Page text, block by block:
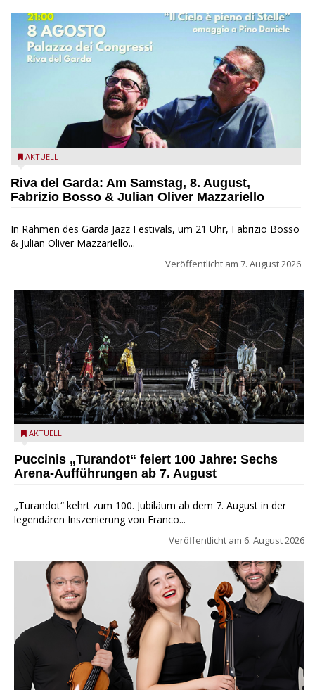
Fabrizio Bosso & Julian Oliver Mazzariello zu Gast beim Garda
AKTUELL
Riva del Garda: Am Samstag, 8. August,
Fabrizio Bosso & Julian Oliver Mazzariello
In Rahmen des Garda Jazz Festivals, um 21 Uhr, Fabrizio Bosso
& Julian Oliver Mazzariello...
Veröffentlicht am 7. August 2026
Turandot in der Arena von Verona - Ennevi für Fondazione
AKTUELL
Puccinis „Turandot“ feiert 100 Jahre: Sechs
Arena-Aufführungen ab 7. August
„Turandot“ kehrt zum 100. Jubiläum ab dem 7. August in der
legendären Inszenierung von Franco...
Veröffentlicht am 6. August 2026